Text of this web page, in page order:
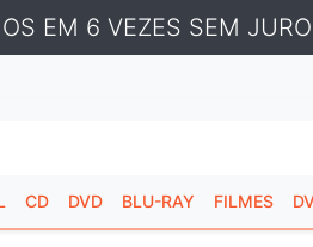
EM 6 VEZES SEM
CD DVD BLU-RAY FILMES